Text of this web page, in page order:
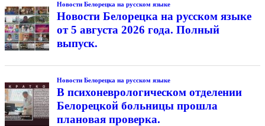
Новости Белорецка на русском языке
Новости Белорецка на русском языке
от 5 августа 2026 года. Полный
выпуск.
Новости Белорецка на русском языке
В психоневрологическом отделении
Белорецкой больницы прошла
плановая проверка.